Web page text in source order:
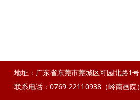
地址：广东省东莞市莞城区可园北路1号
联系电话：0769-22110938（岭南画院）